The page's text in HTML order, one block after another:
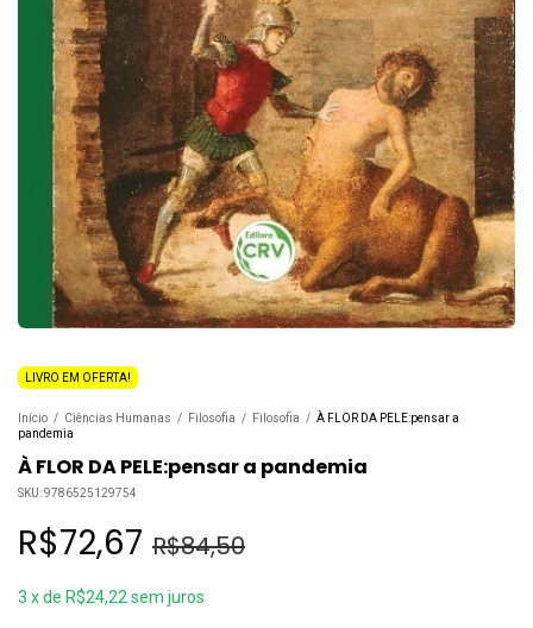
LIVRO EM OFERTA!
Início / Ciências Humanas / Filosofia / Filosofia / À FLOR DA PELE:pensar a
pandemia
À FLOR DA PELE:pensar a pandemia
SKU:9786525129754
R$72,67 R$84,50
3 xde R$24,22sem juros